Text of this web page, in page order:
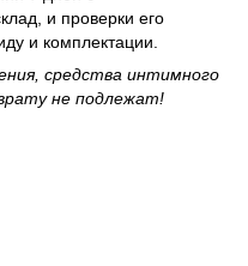
и проверки его
и комплектации.
средства интимного
не подлежат!